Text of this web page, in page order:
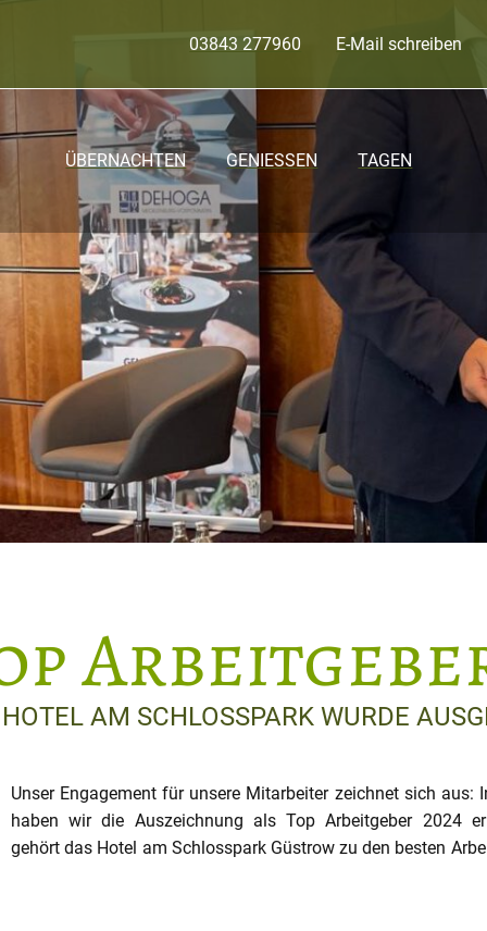
03843 277960 E-Mail schreiben
ÜBERNACHTEN GENIESSEN TAGEN
AM SCHLOSSPARK WURDE
Unser Engagement für unsere Mitarbeiter zeichnet sich aus:
haben wir die Auszeichnung als Top Arbeitgeber 2024
gehört das Hotel am Schlosspark Güstrow zu den besten
Hotellerie und Gastronomie in Deutschland, Österreich,